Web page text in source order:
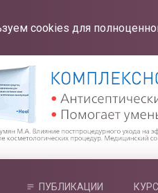
cookies для
ПУБЛИКАЦИИ